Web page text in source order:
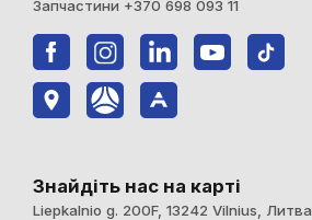
Запчастини +370 698 093 11
Знайдіть нас на карті
Liepkalnio g. 200F, 13242 Vilnius, Литва